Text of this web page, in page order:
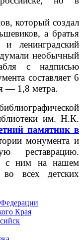
который создал
а братья
необычный
с надписью
составляет 6
— 1,8 метра.
им. Н.К.
памятник в
монумента и
реставрацию.
с ним на нашем
всех детских